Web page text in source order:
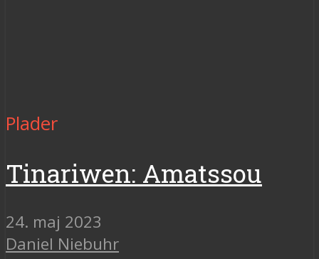
Plader
Tinariwen: Amatssou
24. maj 2023
Daniel Niebuhr